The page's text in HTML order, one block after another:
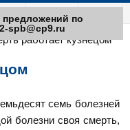
Sitemap
работает кузнецом
семь болезней
болезни своя смерть,
по
spb@cp9.ru